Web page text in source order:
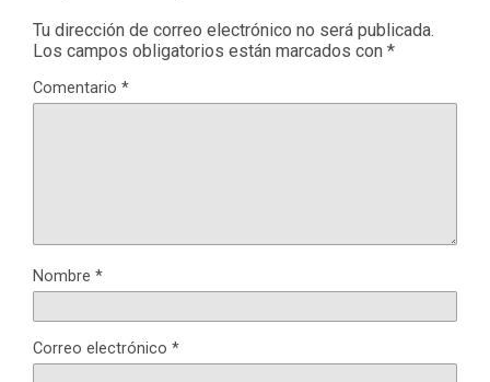
Tu dirección de correo electrónico no será publicada.
Los campos obligatorios están marcados con *
Comentario *
Nombre *
Correo electrónico *